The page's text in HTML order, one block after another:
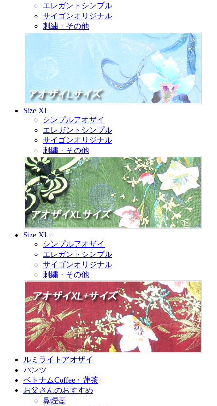
エレガントシンプル
サイゴンオリジナル
刺繍・その他
Size XL
シンプルアオザイ
エレガントシンプル
サイゴンオリジナル
刺繍・その他
Size XL+
シンプルアオザイ
エレガントシンプル
サイゴンオリジナル
刺繍・その他
ルミライトアオザイ
パンツ
ベトナムCoffee・蓮茶
お父さんのおすすめ
鼻煙壺